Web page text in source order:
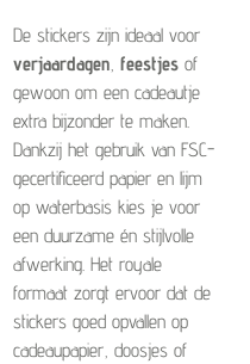
De stickers zijn ideaal voor
verjaardagen feestjes of
gewoon om een cadeautje
extra bijzonder te maken.
Dankzij het gebruik van FSC-
gecertificeerd papier en lijm
op waterbasis kies je voor
een duurzame én stijlvolle
afwerking. Het royale
formaat zorgt ervoor dat de
stickers goed opvallen op
cadeaupapier, doosjes of